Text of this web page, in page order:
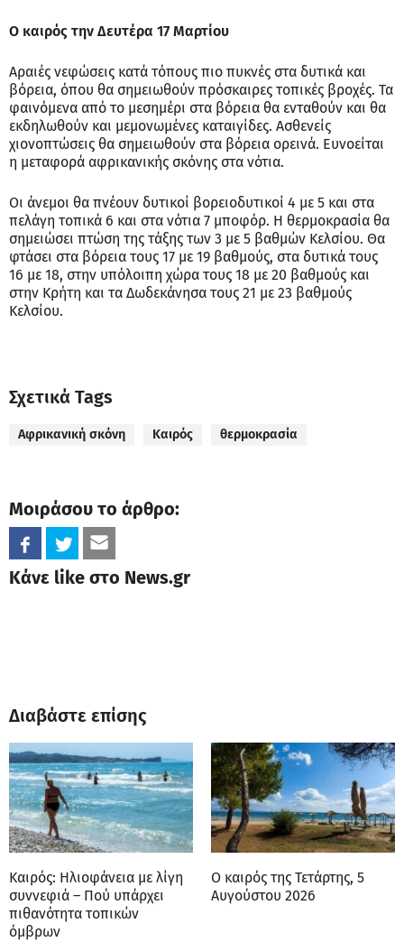
Ο καιρός την Δευτέρα 17 Μαρτίου
Αραιές νεφώσεις κατά τόπους πιο πυκνές στα δυτικά και
βόρεια, όπου θα σημειωθούν πρόσκαιρες τοπικές βροχές. Τα
φαινόμενα από το μεσημέρι στα βόρεια θα ενταθούν και θα
εκδηλωθούν και μεμονωμένες καταιγίδες. Ασθενείς
χιονοπτώσεις θα σημειωθούν στα βόρεια ορεινά. Ευνοείται
η μεταφορά αφρικανικής σκόνης στα νότια.
Οι άνεμοι θα πνέουν δυτικοί βορειοδυτικοί 4 με 5 και στα
πελάγη τοπικά 6 και στα νότια 7 μποφόρ. Η θερμοκρασία θα
σημειώσει πτώση της τάξης των 3 με 5 βαθμών Κελσίου. Θα
φτάσει στα βόρεια τους 17 με 19 βαθμούς, στα δυτικά τους
16 με 18, στην υπόλοιπη χώρα τους 18 με 20 βαθμούς και
στην Κρήτη και τα Δωδεκάνησα τους 21 με 23 βαθμούς
Κελσίου.
Σχετικά Tags
Αφρικανική σκόνη Καιρός θερμοκρασία
Μοιράσου το άρθρο:
Κάνε like στο News.gr
Διαβάστε επίσης
Καιρός: Ηλιοφάνεια με λίγη
συννεφιά – Πού υπάρχει
πιθανότητα τοπικών
όμβρων
Ο καιρός της Τετάρτης, 5
Αυγούστου 2026